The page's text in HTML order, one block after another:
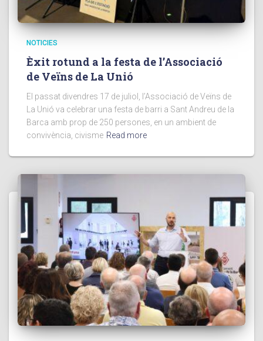
NOTICIES
Èxit rotund a la festa de l’Associació
de Veïns de La Unió
El passat divendres 17 de juliol, l’Associació de Veïns de
La Unió va celebrar una festa de barri a Sant Andreu de la
Barca amb prop de 250 persones, en un ambient de
convivència, civisme Read more